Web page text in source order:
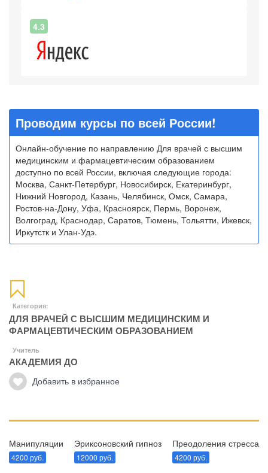
4.3
Проводим курсы по всей России!
Онлайн-обучение по направлению Для врачей с высшим
медицинским и фармацевтическим образованием
доступно по всей России, включая следующие города:
Москва, Санкт-Петербург, Новосибирск, Екатеринбург,
Нижний Новгород, Казань, Челябинск, Омск, Самара,
Ростов-на-Дону, Уфа, Красноярск, Пермь, Воронеж,
Волгоград, Краснодар, Саратов, Тюмень, Тольятти, Ижевск,
Иркутстк и Улан-Удэ.
Категория:
ДЛЯ ВРАЧЕЙ С ВЫСШИМ МЕДИЦИНСКИМ И
ФАРМАЦЕВТИЧЕСКИМ ОБРАЗОВАНИЕМ
Учитель
АКАДЕМИЯ ДО
Добавить в избранное
Манипуляции
4200 руб.
Эриксоновский гипноз
12000 руб.
Преодоления стресса
4200 руб.